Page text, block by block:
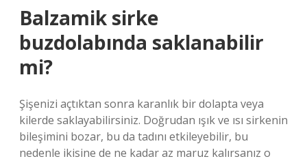
Balzamik sirke
buzdolabında saklanabilir
mi?
Şişenizi açtıktan sonra karanlık bir dolapta veya
kilerde saklayabilirsiniz. Doğrudan ışık ve ısı sirkenin
bileşimini bozar, bu da tadını etkileyebilir, bu
nedenle ikisine de ne kadar az maruz kalırsanız o